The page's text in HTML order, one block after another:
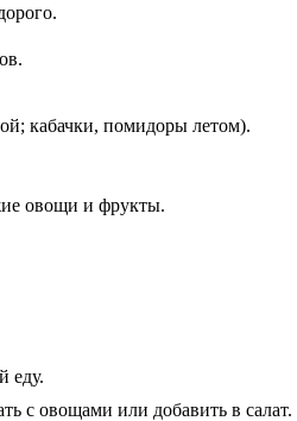
кабачки, помидоры летом).
овощи и фрукты.
еду.
с овощами или добавить в салат.